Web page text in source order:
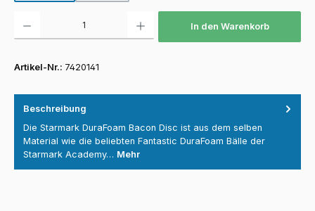
In den Warenkorb
Artikel-Nr.: 7420141
Beschreibung
Die Starmark DuraFoam Bacon Disc ist aus dem selben
Material wie die beliebten Fantastic DuraFoam Bälle der
Starmark Academy… Mehr